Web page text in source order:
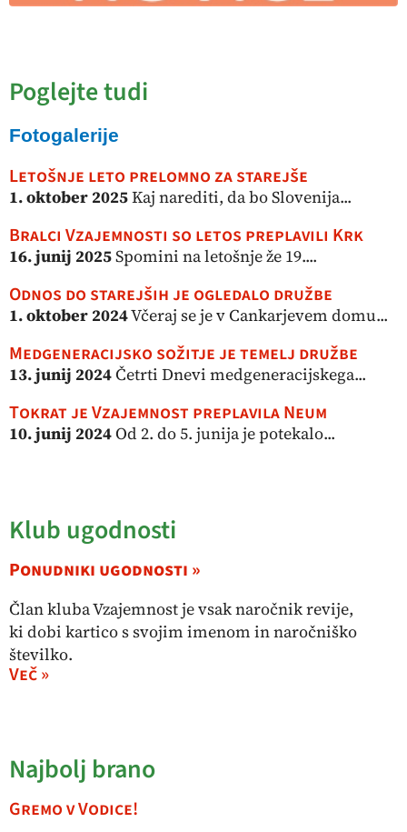
Poglejte tudi
Fotogalerije
Letošnje leto prelomno za starejše
1. oktober 2025Kaj narediti, da bo Slovenija...
Bralci Vzajemnosti so letos preplavili Krk
16. junij 2025Spomini na letošnje že 19....
Odnos do starejših je ogledalo družbe
1. oktober 2024Včeraj se je v Cankarjevem domu...
Medgeneracijsko sožitje je temelj družbe
13. junij 2024Četrti Dnevi medgeneracijskega...
Tokrat je Vzajemnost preplavila Neum
10. junij 2024Od 2. do 5. junija je potekalo...
Klub ugodnosti
Ponudniki ugodnosti »
Član kluba Vzajemnost je vsak naročnik revije,
ki dobi kartico s svojim imenom in naročniško
številko.
Več »
Najbolj brano
Gremo v Vodice!